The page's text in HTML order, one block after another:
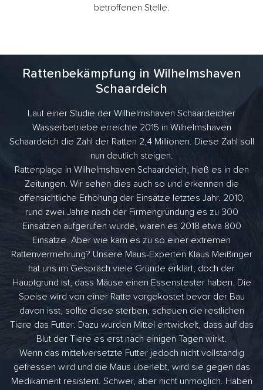
betroffenen Stelle.
Rattenbekämpfung in Wilhelmshaven
Schaardeich
Laut einer Studie der Wilhelmshaven Schaardeicher
Wasserbetriebe erreichte 2015 in Wilhelmshaven
Schaardeich die Zahl der Ratten 2,4 Millionen. Diese Zahl soll
nun deutlich steigen.
Rattenplage in Wilhelmshaven Schaardeich, hieß es in den
Zeitungen. Wir sehen dies auch so und erkennen die
offensichtliche Erhöhung der Einsätze letztes Jahr. 2010,
rund zwei Jahre nach der Firmengründung es zu 300
Einsätzen aufgerufen wurde, waren es 2018 etwa 800
Einsätze. Aber wie kam es zu so einer extremen
Rattenvermehrung? Unsere Maus-Experten Klaus Meißinger
hat uns im Gespräch viele Gründe erklärt, doch der
Hauptgrund ist, dass Mäuse einen Essenstester haben. Die
Speise wird von einer Ratte vorgekostet bevor der Bau
davon isst, sollte diese sterben, scheuen die restlichen
Tiere das Futter. Dazu wurden Mittel entwickelt, dass auf das
Blut der Tiere es erst nach einigen Tagen wirkt.
Wenn das mittelversetzte Futter jedoch nicht vollständig
gefressen wird und die Maus überlebt, wird sie gegen das
Medikament resistent. Schwer, aber nicht unmöglich. Haben